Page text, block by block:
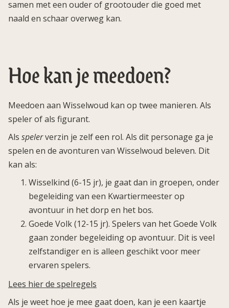
samen met een ouder of grootouder die goed met
naald en schaar overweg kan.
Hoe kan je meedoen?
Meedoen aan Wisselwoud kan op twee manieren. Als
speler of als figurant.
Als spelerverzin je zelf een rol. Als dit personage ga je
spelen en de avonturen van Wisselwoud beleven. Dit
kan als:
Wisselkind (6-15 jr), je gaat dan in groepen, onder
begeleiding van een Kwartiermeester op
avontuur in het dorp en het bos.
Goede Volk (12-15 jr). Spelers van het Goede Volk
gaan zonder begeleiding op avontuur. Dit is veel
zelfstandiger en is alleen geschikt voor meer
ervaren spelers.
Lees hier de spelregels
Als je weet hoe je mee gaat doen, kan je een kaartje